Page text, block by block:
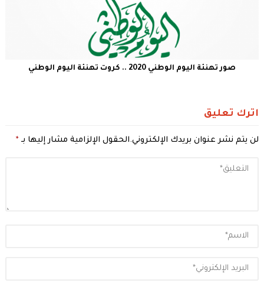
صور تهنئة اليوم الوطني 2020 .. كروت تهنئة اليوم الوطني
اترك تعليق
لن يتم نشر عنوان بريدك الإلكتروني.الحقول الإلزامية مشار إليها بـ *